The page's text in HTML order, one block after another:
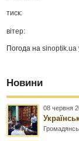
тиск:
вітер:
Погода наsinoptik.ua
Новини
08 червня